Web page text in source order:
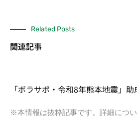
Related Posts
関連記事
「ボラサポ・令和8年熊本地震」
※本情報は抜粋記事です。詳細につ